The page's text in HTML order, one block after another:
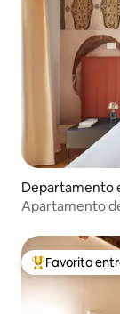
Departamento
Apartamento
De los mejores
Favorito